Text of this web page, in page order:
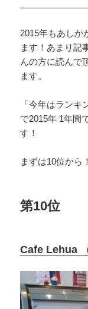
2015年もあしか
ます！あまり記
んの方に読んで
ます。
「今年はラン
で2015年 1年間
す！
まずは10位から！
第10位
Cafe Lehua